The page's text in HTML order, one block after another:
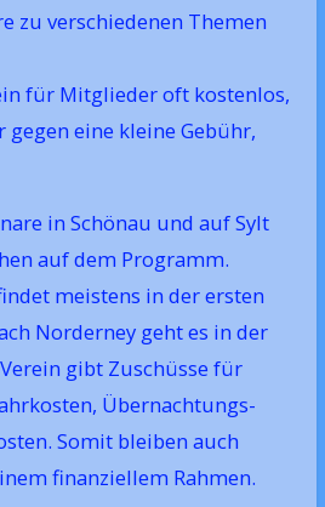
zu verschiedenen Themen
für Mitglieder oft kostenlos,
eine kleine Gebühr,
in Schönau und auf Sylt
auf dem Programm.
meistens in der ersten
Norderney geht es in der
gibt Zuschüsse für
Übernachtungs-
Somit bleiben auch
finanziellem Rahmen.